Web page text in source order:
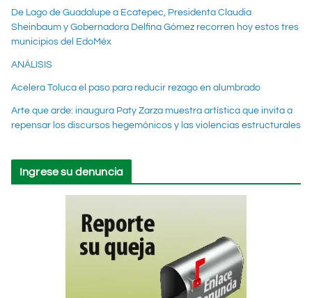
De Lago de Guadalupe a Ecatepec, Presidenta Claudia
Sheinbaum y Gobernadora Delfina Gómez recorren hoy estos tres
municipios del EdoMéx
ANÁLISIS
Acelera Toluca el paso para reducir rezago en alumbrado
Arte que arde: inaugura Paty Zarza muestra artística que invita a
repensar los discursos hegemónicos y las violencias estructurales
Ingrese su denuncia